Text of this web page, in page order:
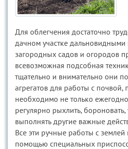
Для облегчения достаточно
дачном участке дальновидными
загородных садов и огородов
всевозможная подсобная
тщательно и внимательно они
агрегатов для работы с почвой,
необходимо не только
регулярно рыхлить,
выполнять другие важные
Все эти ручные работы с
помощью специальных